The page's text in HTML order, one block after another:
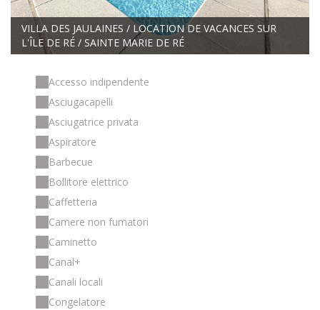
VILLA DES JAULAINES / LOCATION DE VACANCES SUR
L'ÎLE DE RÉ / SAINTE MARIE DE RÉ
Accesso indipendente
Asciugacapelli
Asciugatrice privata
Aspiratore
Barbecue
Bollitore elettrico
Caffetteria
Camere non fumatori
Caminetto
Canal+
Canali locali
Congelatore